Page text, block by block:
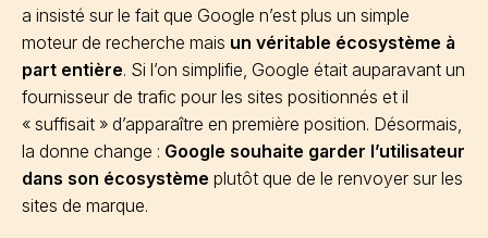
a insisté sur le fait que Google n’est plus un simple
moteur de recherche mais un véritable écosystème à
part entière. Si l’on simplifie, Google était auparavant un
fournisseur de trafic pour les sites positionnés et il
« suffisait » d’apparaître en première position. Désormais,
la donne change : Google souhaite garder l’utilisateur
dans son écosystème plutôt que de le renvoyer sur les
sites de marque.